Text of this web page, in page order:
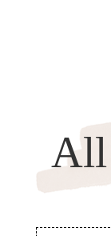
All